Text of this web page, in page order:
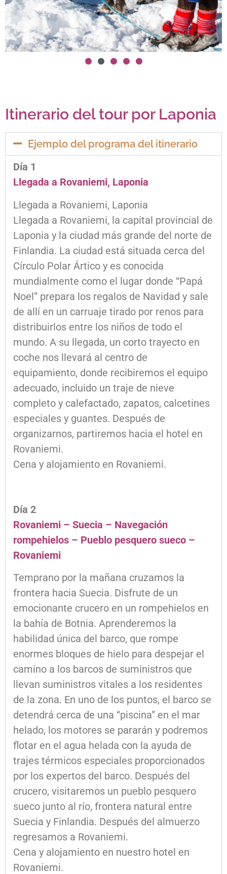
Itinerario del tour por Laponia
Ejemplo del programa del itinerario
Día 1
Llegada a Rovaniemi, Laponia
Llegada a Rovaniemi, Laponia
Llegada a Rovaniemi, la capital provincial de
Laponia y la ciudad más grande del norte de
Finlandia. La ciudad está situada cerca del
Círculo Polar Ártico y es conocida
mundialmente como el lugar donde “Papá
Noel” prepara los regalos de Navidad y sale
de allí en un carruaje tirado por renos para
distribuirlos entre los niños de todo el
mundo. A su llegada, un corto trayecto en
coche nos llevará al centro de
equipamiento, donde recibiremos el equipo
adecuado, incluido un traje de nieve
completo y calefactado, zapatos, calcetines
especiales y guantes. Después de
organizarnos, partiremos hacia el hotel en
Rovaniemi.
Cena y alojamiento en Rovaniemi.
Día 2
Rovaniemi – Suecia – Navegación
rompehielos – Pueblo pesquero sueco –
Rovaniemi
Temprano por la mañana cruzamos la
frontera hacia Suecia. Disfrute de un
emocionante crucero en un rompehielos en
la bahía de Botnia. Aprenderemos la
habilidad única del barco, que rompe
enormes bloques de hielo para despejar el
camino a los barcos de suministros que
llevan suministros vitales a los residentes
de la zona. En uno de los puntos, el barco se
detendrá cerca de una “piscina” en el mar
helado, los motores se pararán y podremos
flotar en el agua helada con la ayuda de
trajes térmicos especiales proporcionados
por los expertos del barco. Después del
crucero, visitaremos un pueblo pesquero
sueco junto al río, frontera natural entre
Suecia y Finlandia. Después del almuerzo
regresamos a Rovaniemi.
Cena y alojamiento en nuestro hotel en
Rovaniemi.